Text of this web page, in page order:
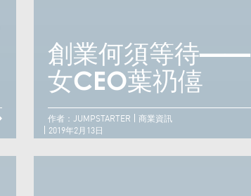
Anaïs Jourden創
人麥雋亭
創業何須等待
女CEO葉礽僖
作者：JUMPSTARTER
商業資訊
2019年2月13日